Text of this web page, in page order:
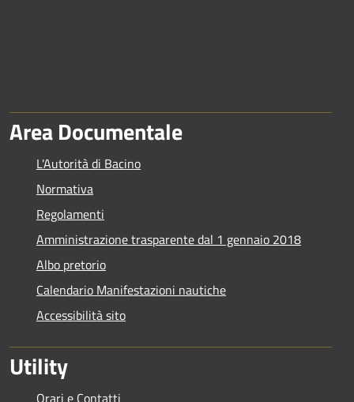
Area Documentale
L'Autorità di Bacino
Normativa
Regolamenti
Amministrazione trasparente dal 1 gennaio 2018
Albo pretorio
Calendario Manifestazioni nautiche
Accessibilità sito
Utility